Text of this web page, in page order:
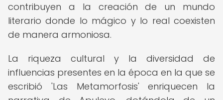
contribuyen a la creación de un mundo
literario donde lo mágico y lo real coexisten
de manera armoniosa.
La riqueza cultural y la diversidad de
influencias presentes en la época en la que se
escribió 'Las Metamorfosis' enriquecen la